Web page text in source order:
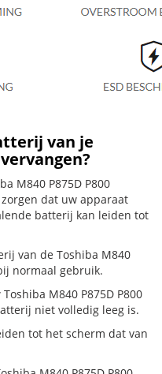
van je
M840 P875D P800
dat uw apparaat
batterij kan leiden tot
van de Toshiba M840
normaal gebruik.
M840 P875D P800
niet volledig leeg is.
tot het scherm dat van